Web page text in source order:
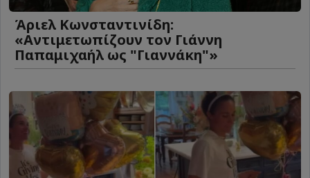
Άριελ Κωνσταντινίδη:
«Αντιμετωπίζουν τον Γιάννη
Παπαμιχαήλ ως "Γιαννάκη"»